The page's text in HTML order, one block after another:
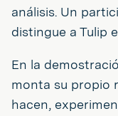
análisis. Un
distingue a Tulip
En la
monta su propio
hacen,